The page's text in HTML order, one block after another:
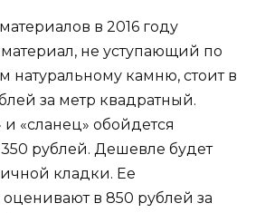
в 2016 году
не уступающий по
натуральному камню, стоит в
за метр квадратный.
и «сланец» обойдется
рублей. Дешевле будет
кладки. Ее
в 850 рублей за